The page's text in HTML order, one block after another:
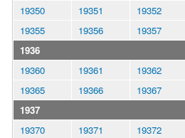
19350
19351 19352
19355
19356 19357
1936
19360
19361 19362
19365
19366 19367
1937
19370
19371 19372